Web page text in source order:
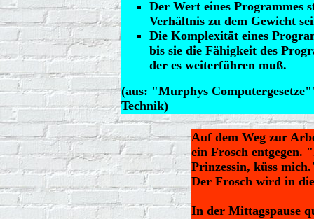
Der Wert eines Programmes
Verhältnis zu dem Gewicht
Die Komplexität eines
bis sie die Fähigkeit des
der es weiterführen muß.
(aus: "Murphys
Technik)
Auf dem Weg zur
ein Frosch entgegen.
Prinzessin, küss
Der Frosch wird in
In der Mittagspause